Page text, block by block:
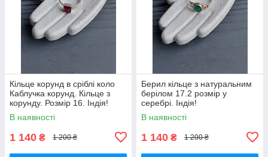
Кільце корунд в сріблі коло
Каблучка корунд. Кільце з
корунду. Розмір 16. Індія!
В наявності
1 140 ₴ 1 200 ₴
Берил кільце з натуральним
берілом 17.2 розмір у
серебрі. Індія!
В наявності
1 140 ₴ 1 200 ₴